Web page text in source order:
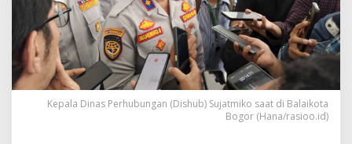
Kepala Dinas Perhubungan (Dishub) Sujatmiko saat di Balaikota
Bogor (Hana/rasioo.id)